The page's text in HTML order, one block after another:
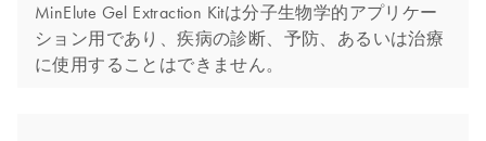
MinElute Gel Extraction Kitは分子生物学的アプリケー
ション用であり、疾病の診断、予防、あるいは治療
に使用することはできません。